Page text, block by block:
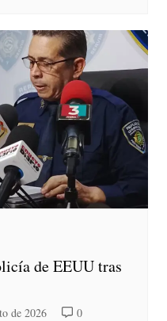
de EEUU tras
de 2026 0